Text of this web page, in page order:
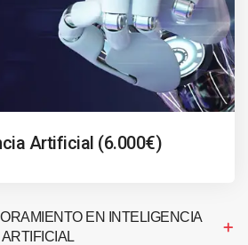
Artificial (6.000€)
EN INTELIGENCIA
ARTIFICIAL